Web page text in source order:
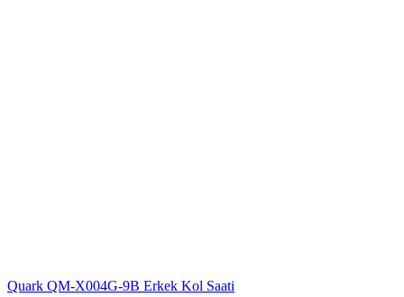
Quark QM-X004G-9B Erkek Kol Saati